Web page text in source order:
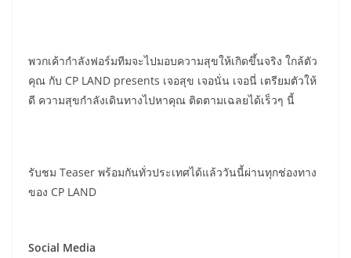
พวกเค้ากำลังฟอร์มทีมจะไปมอบความสุขให้เกิดขึ้นจริง ใกล้ตัว
คุณ กับ CP LAND presents เจอสุข เจอนั่น เจอนี่ เตรียมตัวให้
ดี ความสุขกำลังเดินทางไปหาคุณ ติดตามเฉลยได้เร็วๆ นี้
รับชม Teaser พร้อมกันทั่วประเทศได้แล้ววันนี้ผ่านทุกช่องทาง
ของ CP LAND
Social Media